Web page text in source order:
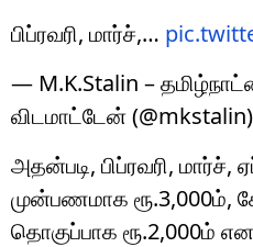
பிப்ரவரி, மார்ச்,…
— M.K.Stalin –
விடமாட்டேன் (@mkstalin)
அதன்படி, பிப்ரவரி,
முன்பணமாக ரூ.3,000ம்,
தொகுப்பாக ரூ.2,000ம்